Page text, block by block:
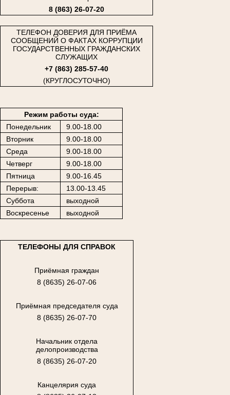
8 (863) 26-07-20
ТЕЛЕФОН ДОВЕРИЯ ДЛЯ ПРИЁМА
СООБЩЕНИЙ О ФАКТАХ КОРРУПЦИИ
ГОСУДАРСТВЕННЫХ ГРАЖДАНСКИХ
СЛУЖАЩИХ
+7 (863) 285-57-40
(КРУГЛОСУТОЧНО)
Режим работы суда:
Понедельник
9.00-18.00
Вторник
9.00-18.00
Среда
9.00-18.00
Четверг
9.00-18.00
Пятница
9.00-16.45
Перерыв:
13.00-13.45
Суббота
выходной
Воскресенье
выходной
ТЕЛЕФОНЫ ДЛЯ СПРАВОК
Приёмная граждан
8 (8635) 26-07-06
Приёмная председателя суда
8 (8635) 26-07-70
Начальник отдела
делопроизводства
8 (8635) 26-07-20
Канцелярия суда